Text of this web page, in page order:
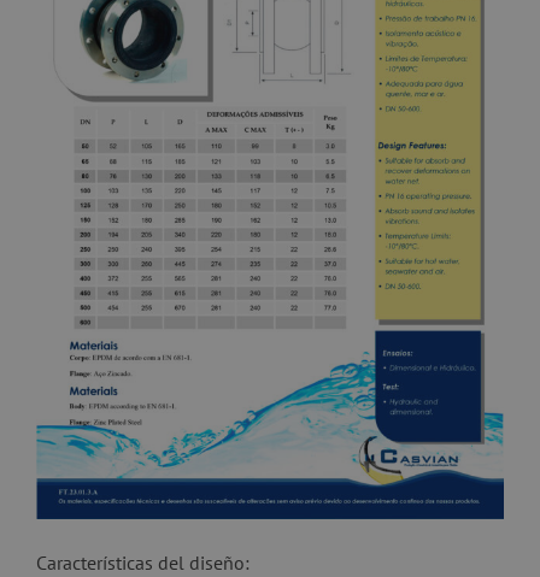
Características del diseño: